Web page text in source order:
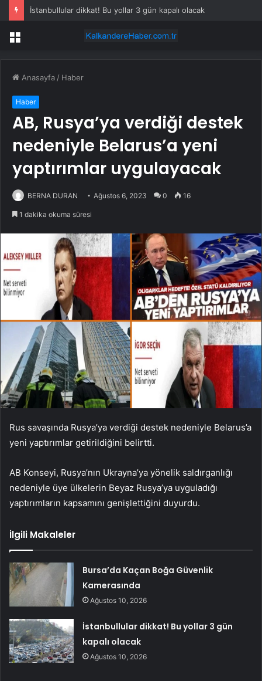
İstanbullular dikkat! Bu yollar 3 gün kapalı olacak
Menü
Anasayfa / Haber
Haber
AB, Rusya’ya verdiği destek
nedeniyle Belarus’a yeni
yaptırımlar uygulayacak
BERNA DURAN Ağustos 6, 2023 0 16
1 dakika okuma süresi
Rus savaşında Rusya’ya verdiği destek nedeniyle Belarus’a
yeni yaptırımlar getirildiğini belirtti.
AB Konseyi, Rusya’nın Ukrayna’ya yönelik saldırganlığı
nedeniyle üye ülkelerin Beyaz Rusya’ya uyguladığı
yaptırımların kapsamını genişlettiğini duyurdu.
İlgili Makaleler
Bursa’da Kaçan Boğa Güvenlik
Kamerasında
Ağustos 10, 2026
İstanbullular dikkat! Bu yollar 3 gün
kapalı olacak
Ağustos 10, 2026